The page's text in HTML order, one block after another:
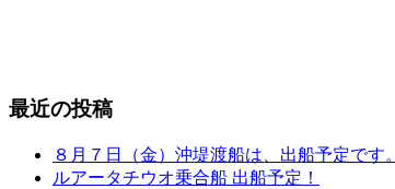
最近の投稿
８月７日（金）沖堤渡船は、出船予定です。
ルアータチウオ乗合船 出船予定！